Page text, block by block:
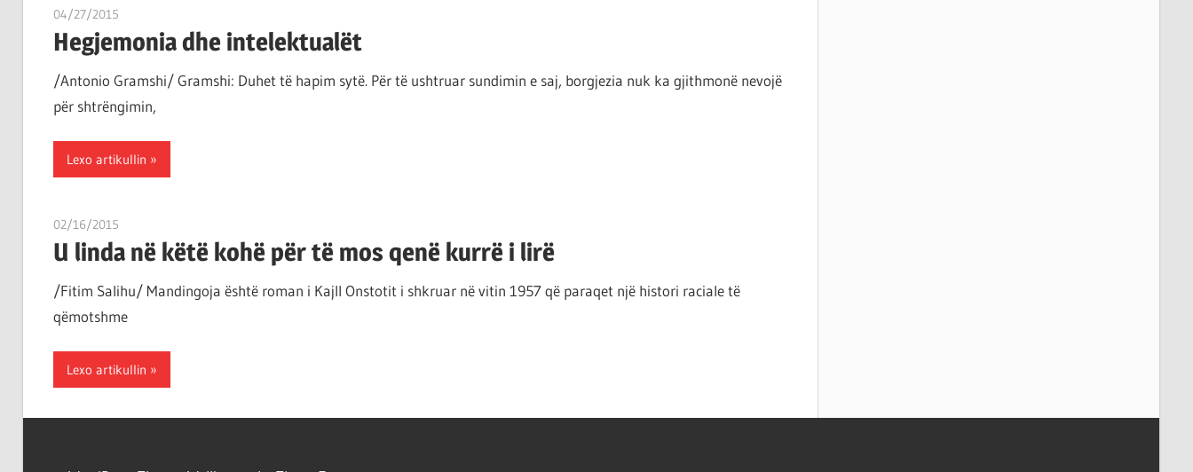
04/27/2015
Hegjemonia dhe intelektualët
/Antonio Gramshi/ Gramshi: Duhet të hapim sytë. Për të ushtruar sundimin e saj, borgjezia nuk ka gjithmonë nevojë
për shtrëngimin,
Lexo artikullin
02/16/2015
U linda në këtë kohë për të mos qenë kurrë i lirë
/Fitim Salihu/ Mandingoja është roman i Kajll Onstotit i shkruar në vitin 1957 që paraqet një histori raciale të
qëmotshme
Lexo artikullin